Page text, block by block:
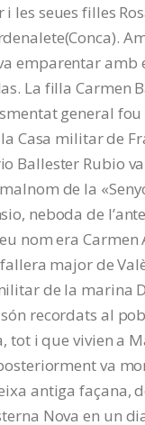
les seues filles
emparentar amb
La filla Carmen
general
Casa militar de
Ballester Rubio
de la
neboda de
nom era Carmen
major de
de la marina
recordats al
tot i que vivien a
va
antiga façana,
Nova en un